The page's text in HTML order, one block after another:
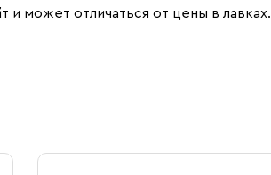
и может отличаться от цены в лавках.